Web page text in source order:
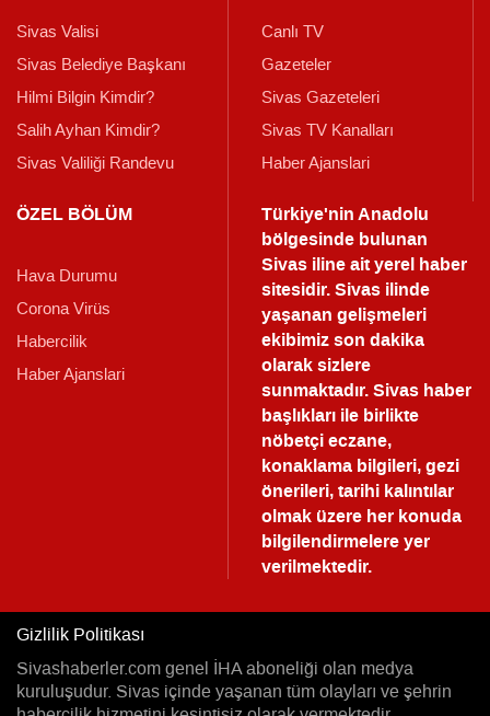
Sivas Valisi
Sivas Belediye Başkanı
Hilmi Bilgin Kimdir?
Salih Ayhan Kimdir?
Sivas Valiliği Randevu
Canlı TV
Gazeteler
Sivas Gazeteleri
Sivas TV Kanalları
Haber Ajanslari
ÖZEL BÖLÜM
Hava Durumu
Corona Virüs
Habercilik
Haber Ajanslari
Türkiye'nin Anadolu
bölgesinde bulunan
Sivas iline ait yerel haber
sitesidir. Sivas ilinde
yaşanan gelişmeleri
ekibimiz son dakika
olarak sizlere
sunmaktadır.Sivas haber
başlıkları ile birlikte
nöbetçi eczane,
konaklama bilgileri, gezi
önerileri, tarihi kalıntılar
olmak üzere her konuda
bilgilendirmelere yer
verilmektedir.
Gizlilik Politikası
Sivashaberler.com genel İHA aboneliği olan medya
kuruluşudur. Sivas içinde yaşanan tüm olayları ve şehrin